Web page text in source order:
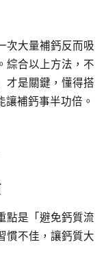
次大量補鈣反而吸
綜合以上方法，不
才是關鍵，懂得搭
補鈣事半功倍。
點是「避免鈣質流
慣不佳，讓鈣質大